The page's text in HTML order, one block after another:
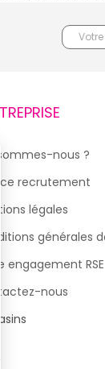
sommes-nous ?
recrutement
légales
générales
engagement RSE
nous